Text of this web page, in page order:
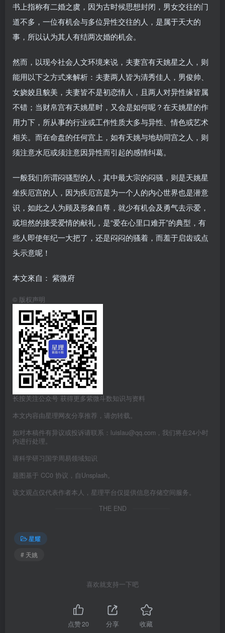
书上指称有二婚之虞，因为古时候思想封闭，男女交往的门
道不多，一位有机会与多位异性交往的人，是属于天大的
事，所以认为其人有结两次婚的机会。
然而，以现今社会人文环境来说，夫妻宫有天姚星之人，则
能用以下之方式来解析：夫妻两人皆为清秀佳人，男俊帅、
女娆姣且貌美，夫妻皆不是初恋情人，且两人对异性缘皆属
不错；当财帛宫有天姚星时，又会是如何呢？在天姚星的作
用力下，所从事的行业或工作性质大多与异性、情色或艺术
相关。而在命盘的任何宫上，如有天姚与地劫同宫之人，则
须注意水厄或须注意因异性而引起的感情纠葛。
一般我们所谓闷骚型的人，其中最大宗的闷骚，则是天姚星
坐疾厄宫的人，因为疾厄宫是为一个人的内心世界也是潜意
识，如此之人为顾及形象自尊，就少有机会及勇气去示爱，
或坦然的接受爱情的献礼，是“爱在心里口难开”的典型，有
些人即使年纪一大把了，还是闷闷的骚着，而羞于启齿或点
头示意呢！
本文來自： 紫微府
© 版权声明
长按关注公众号 获得更多紫微斗数知识与资料
本文内容由星理网友分享推荐，请勿转载。
如对本稿件有异议或投诉请联系：luislau@qq.com，我们将在24小时
内进行处理。
请科学研习国学周易领域知识
题图基于 CC0 协议，自Unsplash。
该文观点仅代表作者本人，星理平台仅提供信息存储空间服务。
THE END
星耀
# 天姚
喜欢就支持一下吧
点赞20 分享 收藏